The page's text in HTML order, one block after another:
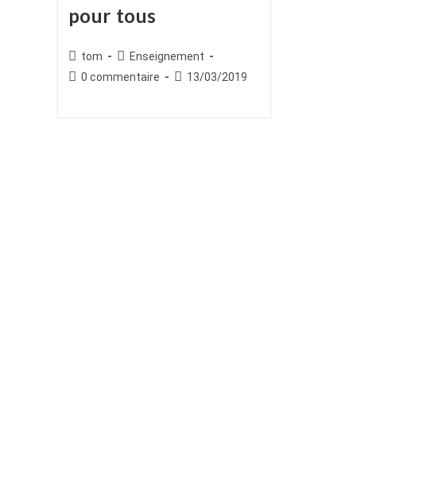
pour tous
Auteur/autrice
de
tom
Post
category:
Enseignement
Commentaires
0 commentaire
Publication
13/03/2019